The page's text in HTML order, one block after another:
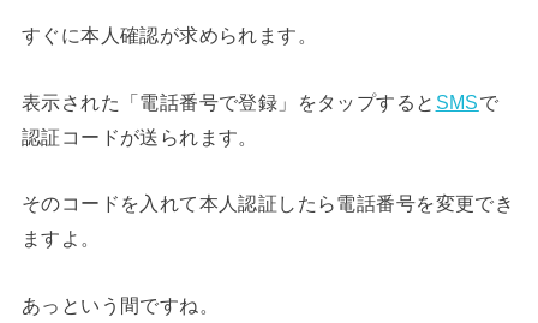
すぐに本人確認が求められます。
表示された「電話番号で登録」をタップすると SMSで
認証コードが送られます。
そのコードを入れて本人認証したら電話番号を変更でき
ますよ。
あっという間ですね。